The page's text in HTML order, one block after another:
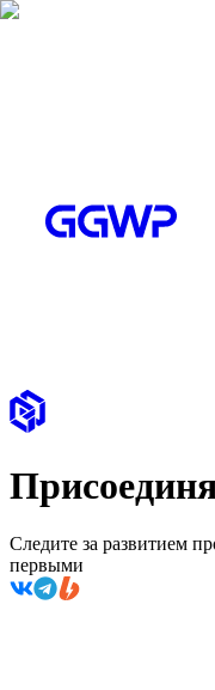
Следите за развитием
первыми